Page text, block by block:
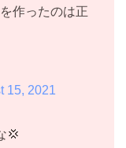
作ったのは正
15, 2021
💢